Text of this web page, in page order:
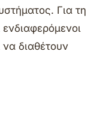
Για τη
να διαθέτουν